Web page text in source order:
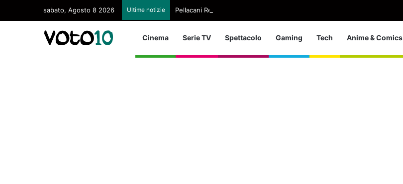
sabato, Agosto 8 2026 Ultime notizie Pellacani Regina d’Europa dei tuffi: a Parigi 5 ori per l’azzurra
Cinema Serie TV Spettacolo Gaming Tech Anime & Comics